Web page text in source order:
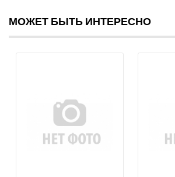
МОЖЕТ БЫТЬ ИНТЕРЕСНО